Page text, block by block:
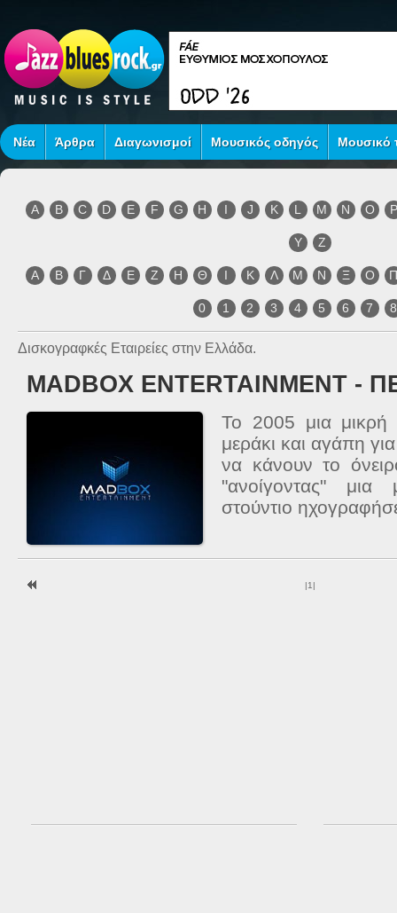
Νέα Άρθρα Διαγωνισμοί Μουσικός οδηγός Μουσικό
A B C D E F G H I J K L M N O P
Y Z
Α Β Γ Δ Ε Ζ Η Θ Ι Κ Λ Μ Ν Ξ Ο
0 1 2 3 4 5 6 7 8
Δισκογραφκές Εταιρείες στην Ελλάδα.
MADBOX ENTERTAINMENT -
Το 2005 μια μικρή
μεράκι και αγάπη
να κάνουν το
"ανοίγοντας" μια
στούντιο
|1 |